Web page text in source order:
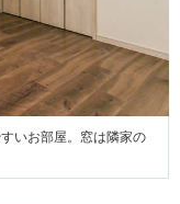
いお部屋。窓は隣家の